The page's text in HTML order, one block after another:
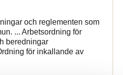
och reglementen som
... Arbetsordning för
beredningar
för inkallande av